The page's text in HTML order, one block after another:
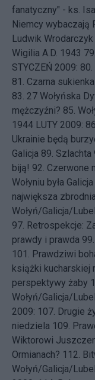
fanatyczny" - ks.
Niemcy wybaczają
Ludwik Wrodarczyk
Wigilia A.D. 1943 79.
STYCZEŃ 2009: 80.
81. Czarna
83. 27 Wołyńska
mężczyźni? 85.
1944 LUTY 2009:
Ukrainie będą
Galicja 89. Szlachta
biją! 92. Czerwone
Wołyniu była Galicja
największa
Wołyń/Galicja/
97. Retrospekcje:
prawdy i prawda 99.
101. Prawdziwi
książki kucharskiej
perspektywy żaby
Wołyń/Galicja/
2009: 107. Drugie
niedziela 109.
Wiktorowi
Ormianach? 112.
Wołyń/Galicja/